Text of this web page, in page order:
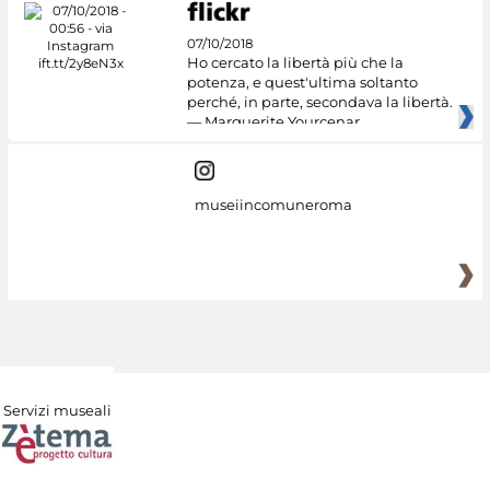
07/10/2018
Ho cercato la libertà più che la
potenza, e quest'ultima soltanto
perché, in parte, secondava la libertà.
— Marguerite Yourcenar
museiincomuneroma
Servizi museali